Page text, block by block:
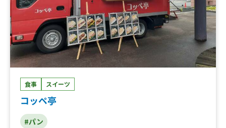
弁当(かぼすポン酢付き) 小、とり天弁当(かぼすポン酢付
き) 中、ジョニー弁当(骨付き)、ゆず胡椒弁当 中、ゆず胡
椒弁当 小、出汁ミックス弁当(ムネ・出汁モモのミックス)
大、出汁ミックス弁当(ムネ・出汁モモのミックス) 中、出
汁ミックス弁当(ムネ・出汁モモのミックス) 小、出汁から
あげ弁当 中、出汁からあげ弁当 小、骨なしミックス弁当
(ムネ・モモのミックス) 大、骨なしミックス弁当(ムネ・モ
モのミックス) 中、骨なしミックス弁当(ムネ・モモのミッ
クス) 小、骨なしモモ弁当 中、骨なしモモ弁当 小、骨なし
ムネ弁当 大、骨なしムネ弁当 中、骨なしムネ弁当 小、か
らあげ丼、揚げたて！チュロス、ゴボウのからあげ、フラ
イドポテト、ゆず胡椒からあげ 大、ゆず胡椒からあげ
食事 スイーツ
コッペ亭
#パン